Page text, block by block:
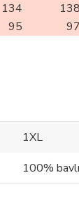
134 138
95 97
1XL
100%